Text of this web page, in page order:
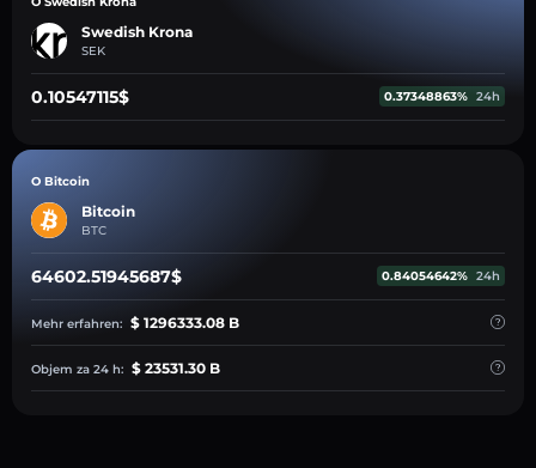
Swedish Krona
SEK
0.10547115$ 0.37348863% 24h
O Bitcoin
Bitcoin
BTC
64602.51945687$ 0.84054642% 24h
Mehr erfahren: $ 1296333.08 B
Objem za 24 h: $ 23531.30 B